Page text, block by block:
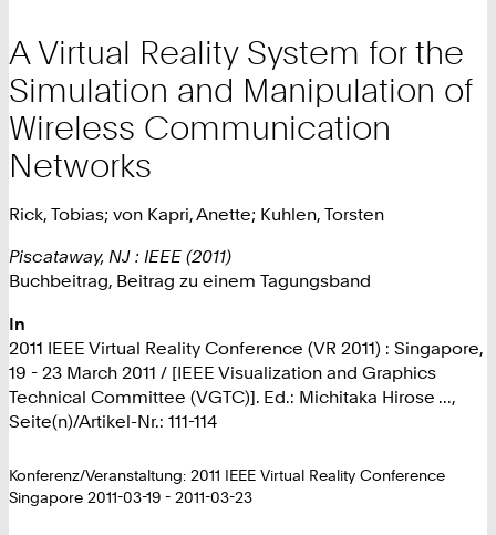
A Virtual Reality System for the
Simulation and Manipulation of
Wireless Communication
Networks
Rick, Tobias; von Kapri, Anette; Kuhlen, Torsten
Piscataway, NJ : IEEE (2011)
Buchbeitrag, Beitrag zu einem Tagungsband
In
2011 IEEE Virtual Reality Conference (VR 2011) : Singapore,
19 - 23 March 2011 / [IEEE Visualization and Graphics
Technical Committee (VGTC)]. Ed.: Michitaka Hirose ...,
Seite(n)/Artikel-Nr.: 111-114
Konferenz/Veranstaltung: 2011 IEEE Virtual Reality Conference
Singapore 2011-03-19 - 2011-03-23